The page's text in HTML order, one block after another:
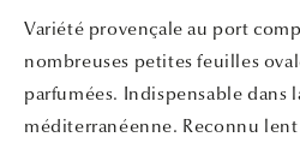
fenêtre
Variété provençale au port
nombreuses petites feuilles
parfumées. Indispensable dans
méditerranéenne. Reconnu lent